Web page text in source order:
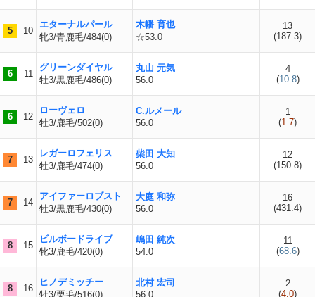
5 10
エターナルパール
牝3/青鹿毛/484(0)
木幡 育也
☆53.0
13
(187.3)
6 11
グリーンダイヤル
牡3/黒鹿毛/486(0)
丸山 元気
56.0
4
(10.8)
6 12
ローヴェロ
牡3/鹿毛/502(0)
C.ルメール
56.0
1
(1.7)
7 13
レガーロフェリス
牡3/鹿毛/474(0)
柴田 大知
56.0
12
(150.8)
7 14
アイファーロブスト
牡3/黒鹿毛/430(0)
大庭 和弥
56.0
16
(431.4)
8 15
ビルボードライブ
牝3/鹿毛/420(0)
嶋田 純次
54.0
11
(68.6)
8 16
ヒノデミッチー
牡3/栗毛/516(0)
北村 宏司
56.0
2
(4.0)